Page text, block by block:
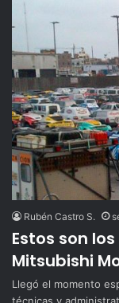
Rubén Castro S.
Estos son
Mitsubishi
Llegó el momento